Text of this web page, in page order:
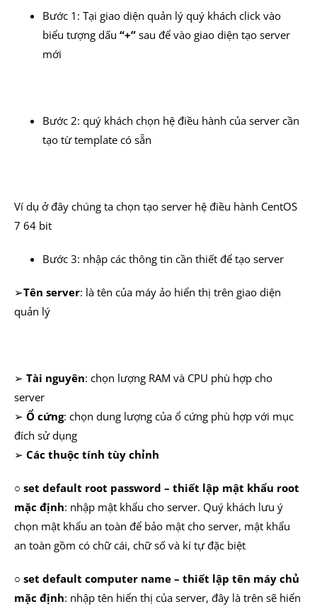
Bước 1: Tại giao diện quản lý quý khách click vào
biểu tượng dấu “+” sau để vào giao diện tạo server
mới
Bước 2: quý khách chọn hệ điều hành của server cần
tạo từ template có sẵn
Ví dụ ở đây chúng ta chọn tạo server hệ điều hành CentOS
7 64 bit
Bước 3: nhập các thông tin cần thiết để tạo server
➢Tên server: là tên của máy ảo hiển thị trên giao diện
quản lý
➢ Tài nguyên: chọn lượng RAM và CPU phù hợp cho
server
➢ Ổ cứng: chọn dung lượng của ổ cứng phù hợp với mục
đích sử dụng
➢ Các thuộc tính tùy chỉnh
○ set default root password – thiết lập mật khẩu root
mặc định: nhập mật khẩu cho server. Quý khách lưu ý
chọn mật khẩu an toàn để bảo mật cho server, mật khẩu
an toàn gồm có chữ cái, chữ số và kí tự đặc biệt
○ set default computer name – thiết lập tên máy chủ
mặc định: nhập tên hiển thị của server, đây là trên sẽ hiển